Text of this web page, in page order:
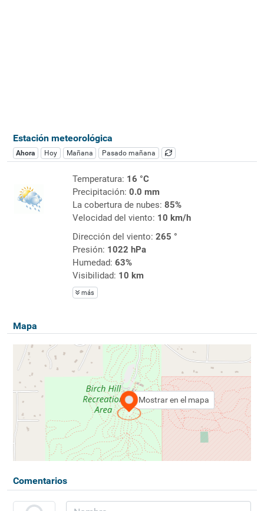
Estación meteorológica
Ahora Hoy Mañana Pasado mañana
Temperatura: 16 °C
Precipitación: 0.0 mm
La cobertura de nubes: 85%
Velocidad del viento: 10 km/h
Dirección del viento: 265 °
Presión: 1022 hPa
Humedad: 63%
Visibilidad: 10 km
más
Mapa
Mostrar en el mapa
Comentarios